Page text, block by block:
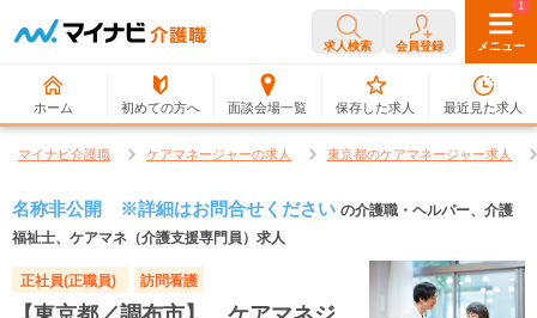
求人検索 会員登録 メニュー
ホーム 初めての方へ 面談会場一覧
0
保存した求人
1
最近見た求人
マイナビ介護職 ケアマネージャーの求人 東京都のケアマネージャー求人
名称非公開 ※詳細はお問合せください の介護職・ヘルパー、介護
福祉士、ケアマネ（介護支援専門員）求人
正社員(正職員) 訪問看護